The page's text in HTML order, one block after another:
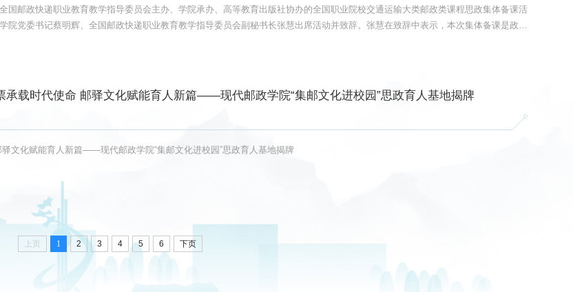
国邮政快递职业教育教学指导委员会主办、学院承办、高等教育出版社协办的全国职业院校交通运输大类邮政类课程思政集体备课活
院党委书记蔡明辉、全国邮政快递职业教育教学指导委员会副秘书长张慧出席活动并致辞。张慧在致辞中表示，本次集体备课是政策
承载时代使命 邮驿文化赋能育人新篇——现代邮政学院“集邮文化进校园”思政育人基地揭牌
文化赋能育人新篇——现代邮政学院“集邮文化进校园”思政育人基地揭牌
上页 1 2 3 4 5 6 下页